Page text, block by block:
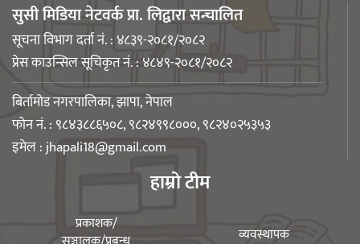
आगलागीबाट प्रभावित शेयर सदस्यलाई
सहाराले उपलब्ध गरायाे राहत
लिङ्कन मन्टेश्वरीमा खिर दिवस मनाइयो
सुसी मिडिया नेटवर्क प्रा. लिद्वारा सन्चालित
सूचना विभाग दर्ता नं. : ४८३९-२०८१/२०८२
प्रेस काउन्सिल सूचिकृत नं. : ४८४९-२०८१/२०८२
बिर्तामोड नगरपालिका, झापा, नेपाल
फोन नं. : ९८४३८८६५०८, ९८२४९९८०००, ९८२४०२५३५३
इमेल :jhapali18@gmail.com
हाम्रो टीम
प्रकाशक/
व्यवस्थापक